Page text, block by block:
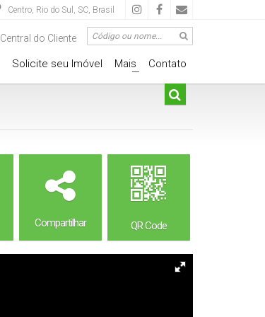
Centro, Rio do Sul , SC, Brasil
Central do Cliente
Contato
+
Mais
Solicite seu Imóvel
Compartilhar QR Code